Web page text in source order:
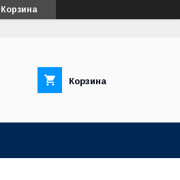
Корзина
Корзина